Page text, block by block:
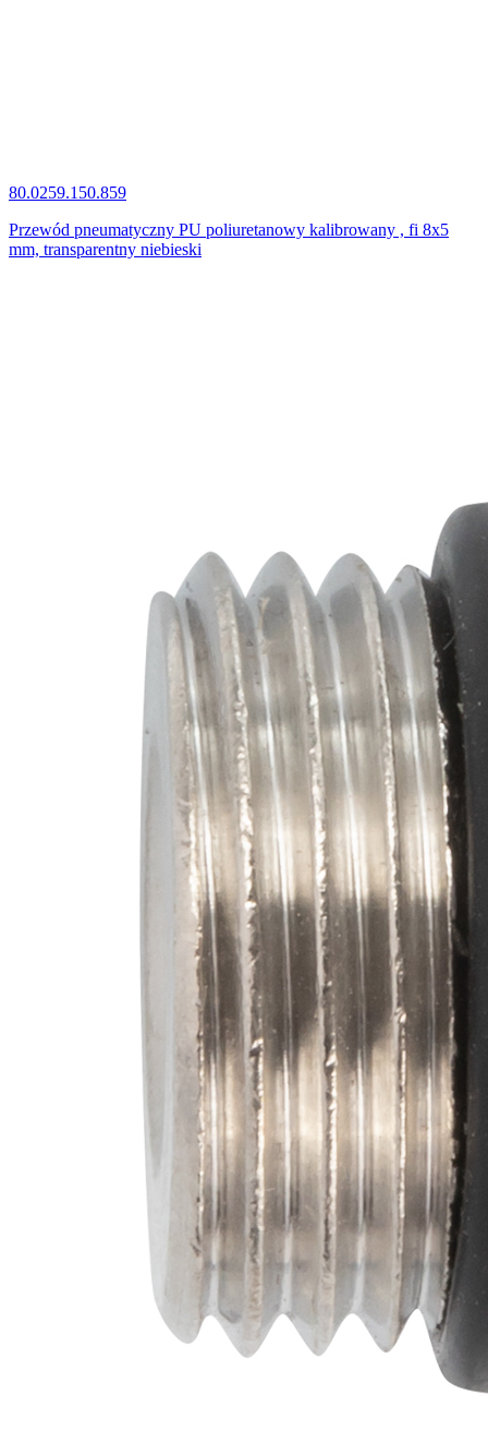
80.0259.150.859
Przewód pneumatyczny PU poliuretanowy kalibrowany , fi 8x5
mm, transparentny niebieski